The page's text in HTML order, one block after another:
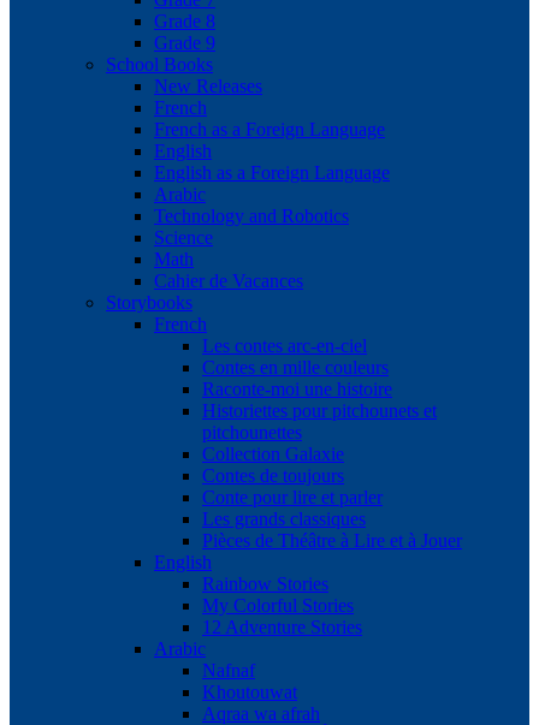
Grade 8
Grade 9
School Books
New Releases
French
French as a Foreign Language
English
English as a Foreign Language
Arabic
Technology and Robotics
Science
Math
Cahier de Vacances
Storybooks
French
Les contes arc-en-ciel
Contes en mille couleurs
Raconte-moi une histoire
Historiettes pour pitchounets et
pitchounettes
Collection Galaxie
Contes de toujours
Conte pour lire et parler
Les grands classiques
Pièces de Théâtre à Lire et à Jouer
English
Rainbow Stories
My Colorful Stories
12 Adventure Stories
Arabic
Nafnaf
Khoutouwat
Aqraa wa afrah